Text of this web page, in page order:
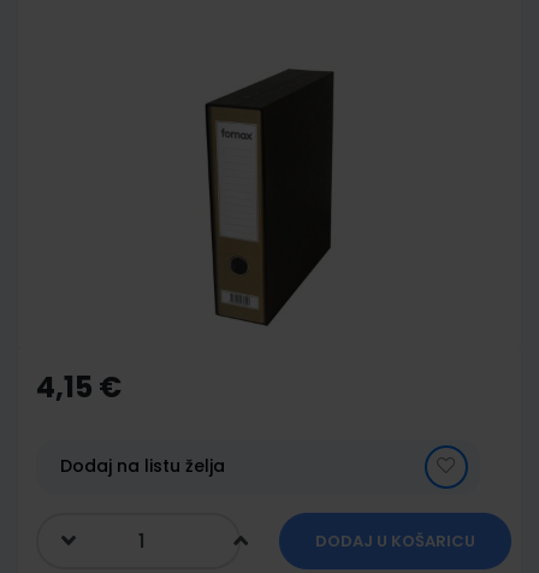
the
beginning
gallery
4,15 €
Dodaj na listu želja
DODAJ U KOŠARICU